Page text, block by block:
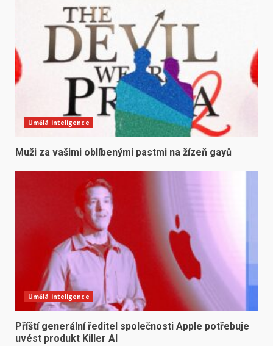
Umělá inteligence
Muži za vašimi oblíbenými pastmi na žízeň gayů
Umělá inteligence
Příští generální ředitel společnosti Apple potřebuje
uvést produkt Killer AI